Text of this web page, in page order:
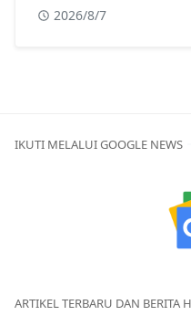
2026/8/7
IKUTI MELALUI GOOGLE NEWS
ARTIKEL TERBARU DAN BERITA